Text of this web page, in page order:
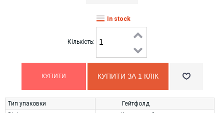
In stock
Кількість:
КУПИТИ ЗА 1 КЛIК
Тип упаковки
Гейтфолд